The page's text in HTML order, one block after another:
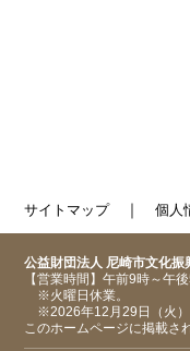
サイトマップ｜ 個人
公益財団法人 尼崎市文化振
【営業時間】午前9時～午
※火曜日休業。
※2026年12月29日（火）
このホームページに掲載さ